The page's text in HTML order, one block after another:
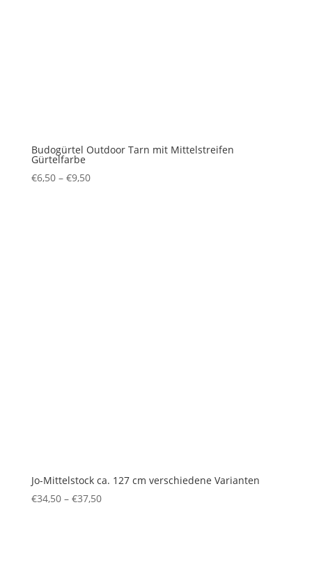
Budogürtel Outdoor Tarn mit Mittelstreifen
Gürtelfarbe
€6,50 – €9,50Preisspanne:
Jo-Mittelstock ca. 127 cm verschiedene Varianten
€34,50 – €37,50Preisspanne: